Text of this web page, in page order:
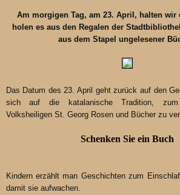
Am morgigen Tag, am 23. April, halten wir
holen es aus den Regalen der
aus dem Stapel ungelesener
Das Datum des 23. April geht zurück auf den
sich auf die katalanische Tradition,
Volksheiligen St. Georg Rosen und Bücher zu
Schenken Sie ein Buch
Kindern erzählt man Geschichten zum
damit sie aufwachen.